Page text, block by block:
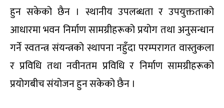
हुन सकेको छैन । स्थानीय उपलब्धता र उपयुक्तताको
आधारमा भवन निर्माण सामग्रीहरूको प्रयोग तथा अनुसन्धान
गर्ने स्वतन्त्र संयन्त्रको स्थापना नहुँदा परम्परागत वास्तुकला
र प्रविधि तथा नवीनतम प्रविधि र निर्माण सामग्रीहरूको
प्रयोगबीच संयोजन हुन सकेको छैन ।